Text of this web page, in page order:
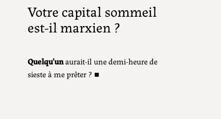
Votre capital sommeil
est-il marxien ?
Quelqu’unaurait-il une demi-heure de
sieste à me prêter ? ■